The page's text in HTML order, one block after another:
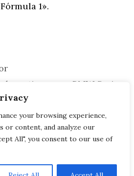
your browsing experience,
or content, and analyze our
All", you consent to our use of
1».
para BMW Serie
& 330e
salva de la
carrera de coches